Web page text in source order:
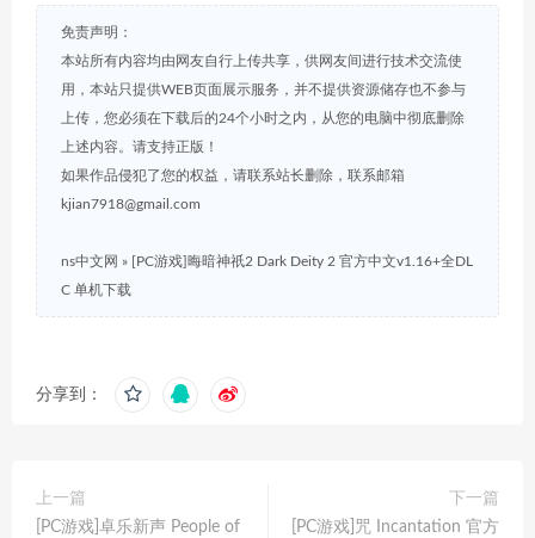
免责声明：
本站所有内容均由网友自行上传共享，供网友间进行技术交流使
用，本站只提供WEB页面展示服务，并不提供资源储存也不参与
上传，您必须在下载后的24个小时之内，从您的电脑中彻底删除
上述内容。请支持正版！
如果作品侵犯了您的权益，请联系站长删除，联系邮箱
kjian7918@gmail.com
ns中文网 » [PC游戏]晦暗神祇2 Dark Deity 2 官方中文v1.16+全DL
C 单机下载
分享到：
上一篇
[PC游戏]卓乐新声 People of
下一篇
[PC游戏]咒 Incantation 官方